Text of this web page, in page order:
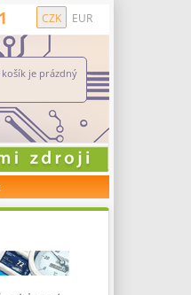
CZK EUR
je prázdný